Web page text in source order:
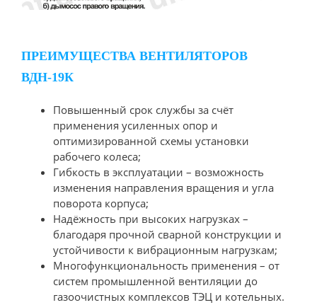
ПРЕИМУЩЕСТВА ВЕНТИЛЯТОРОВ
ВДН-19К
Повышенный срок службы за счёт
применения усиленных опор и
оптимизированной схемы установки
рабочего колеса;
Гибкость в эксплуатации – возможность
изменения направления вращения и угла
поворота корпуса;
Надёжность при высоких нагрузках –
благодаря прочной сварной конструкции и
устойчивости к вибрационным нагрузкам;
Многофункциональность применения – от
систем промышленной вентиляции до
газоочистных комплексов ТЭЦ и котельных.